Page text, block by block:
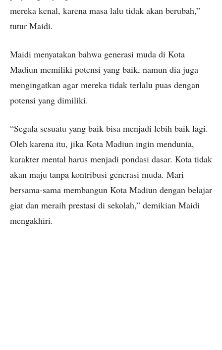
mereka kenal, karena masa lalu tidak akan berubah,”
tutur Maidi.
Maidi menyatakan bahwa generasi muda di Kota
Madiun memiliki potensi yang baik, namun dia juga
mengingatkan agar mereka tidak terlalu puas dengan
potensi yang dimiliki.
“Segala sesuatu yang baik bisa menjadi lebih baik lagi.
Oleh karena itu, jika Kota Madiun ingin mendunia,
karakter mental harus menjadi pondasi dasar. Kota tidak
akan maju tanpa kontribusi generasi muda. Mari
bersama-sama membangun Kota Madiun dengan belajar
giat dan meraih prestasi di sekolah,” demikian Maidi
mengakhiri.